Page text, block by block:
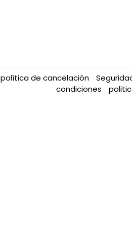
política de cancelación
condiciones